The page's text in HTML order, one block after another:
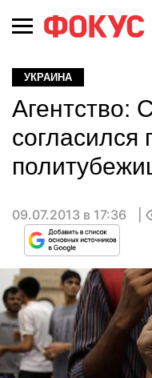
УКРАИНА
Агентство:
согласился
09.07.2013 в 17:36